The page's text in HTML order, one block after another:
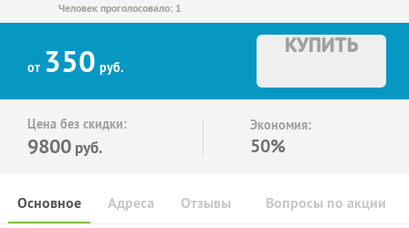
Человек проголосовало: 1
от 350 руб.
КУПИТЬ
Цена без скидки:
9800 руб.
Экономия:
50%
Основное Отзывы Вопросы по акции
Адреса